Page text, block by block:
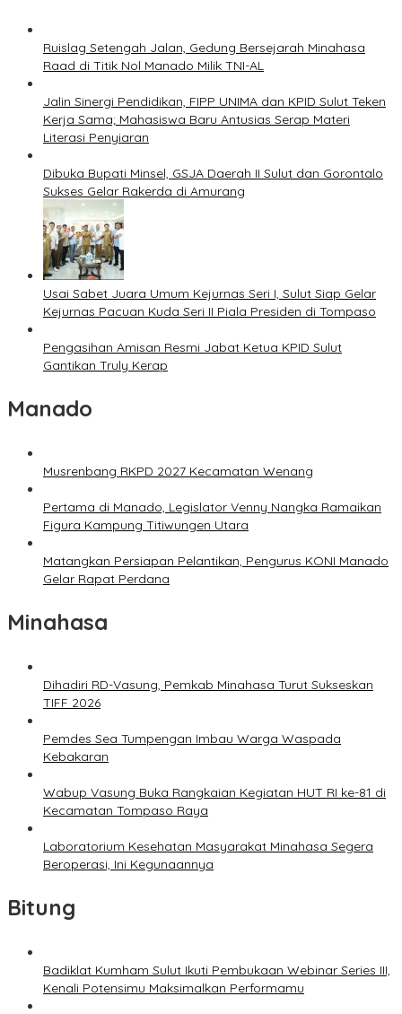
Ruislag Setengah Jalan, Gedung Bersejarah Minahasa
Raad di Titik Nol Manado Milik TNI-AL
Jalin Sinergi Pendidikan, FIPP UNIMA dan KPID Sulut Teken
Kerja Sama; Mahasiswa Baru Antusias Serap Materi
Literasi Penyiaran
Dibuka Bupati Minsel, GSJA Daerah II Sulut dan Gorontalo
Sukses Gelar Rakerda di Amurang
Usai Sabet Juara Umum Kejurnas Seri I, Sulut Siap Gelar
Kejurnas Pacuan Kuda Seri II Piala Presiden di Tompaso
Pengasihan Amisan Resmi Jabat Ketua KPID Sulut
Gantikan Truly Kerap
Manado
Musrenbang RKPD 2027 Kecamatan Wenang
Pertama di Manado, Legislator Venny Nangka Ramaikan
Figura Kampung Titiwungen Utara
Matangkan Persiapan Pelantikan, Pengurus KONI Manado
Gelar Rapat Perdana
Minahasa
Dihadiri RD-Vasung, Pemkab Minahasa Turut Sukseskan
TIFF 2026
Pemdes Sea Tumpengan Imbau Warga Waspada
Kebakaran
Wabup Vasung Buka Rangkaian Kegiatan HUT RI ke-81 di
Kecamatan Tompaso Raya
Laboratorium Kesehatan Masyarakat Minahasa Segera
Beroperasi, Ini Kegunaannya
Bitung
Badiklat Kumham Sulut Ikuti Pembukaan Webinar Series III,
Kenali Potensimu Maksimalkan Performamu